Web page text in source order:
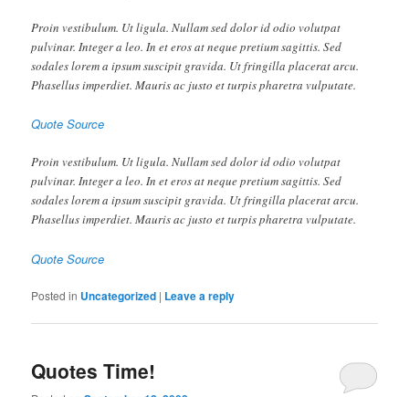
Proin vestibulum. Ut ligula. Nullam sed dolor id odio volutpat
pulvinar. Integer a leo. In et eros at neque pretium sagittis. Sed
sodales lorem a ipsum suscipit gravida. Ut fringilla placerat arcu.
Phasellus imperdiet. Mauris ac justo et turpis pharetra vulputate.
Quote Source
Proin vestibulum. Ut ligula. Nullam sed dolor id odio volutpat
pulvinar. Integer a leo. In et eros at neque pretium sagittis. Sed
sodales lorem a ipsum suscipit gravida. Ut fringilla placerat arcu.
Phasellus imperdiet. Mauris ac justo et turpis pharetra vulputate.
Quote Source
Posted in Uncategorized | Leave a reply
Quotes Time!